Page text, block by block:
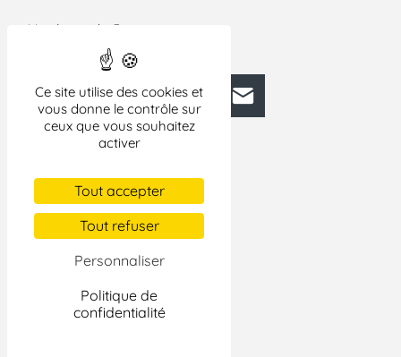
Ce site utilise des cookies et
vous donne le contrôle sur
ceux que vous souhaitez
activer
Tout accepter
Tout refuser
Personnaliser
Politique de
confidentialité
– Monde, article, 3 pages.
Pour lire cet article,
FacebookBlueskyMastodonLinkedIn